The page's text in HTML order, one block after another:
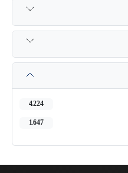
4,224
1,647